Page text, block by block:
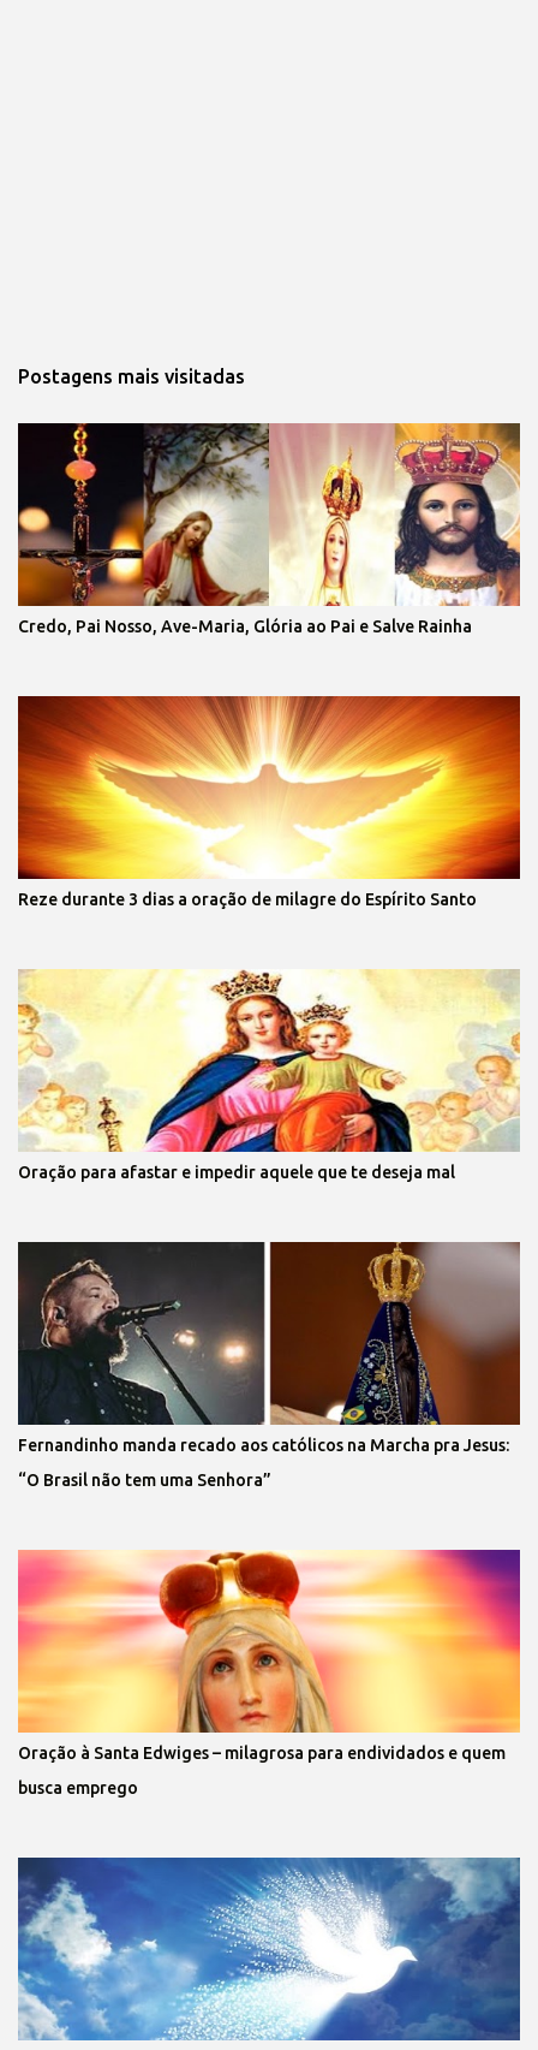
Postagens mais visitadas
Credo, Pai Nosso, Ave-Maria, Glória ao Pai e Salve Rainha
Reze durante 3 dias a oração de milagre do Espírito Santo
Oração para afastar e impedir aquele que te deseja mal
Fernandinho manda recado aos católicos na Marcha pra Jesus:
“O Brasil não tem uma Senhora”
Oração à Santa Edwiges – milagrosa para endividados e quem
busca emprego